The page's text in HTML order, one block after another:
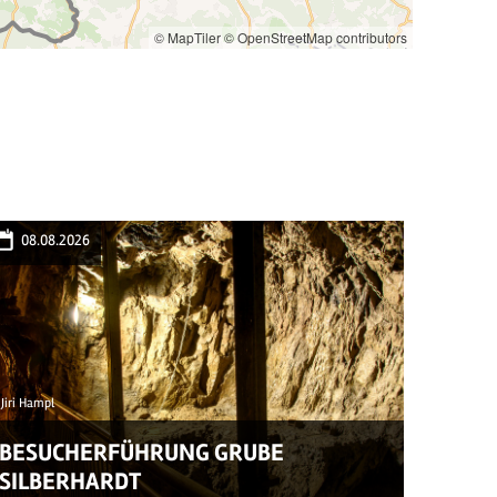
© MapTiler© OpenStreetMap contributors
08.08.2026
Hampl
BESUCHERFÜHRUNG GRUBE
SILBERHARDT